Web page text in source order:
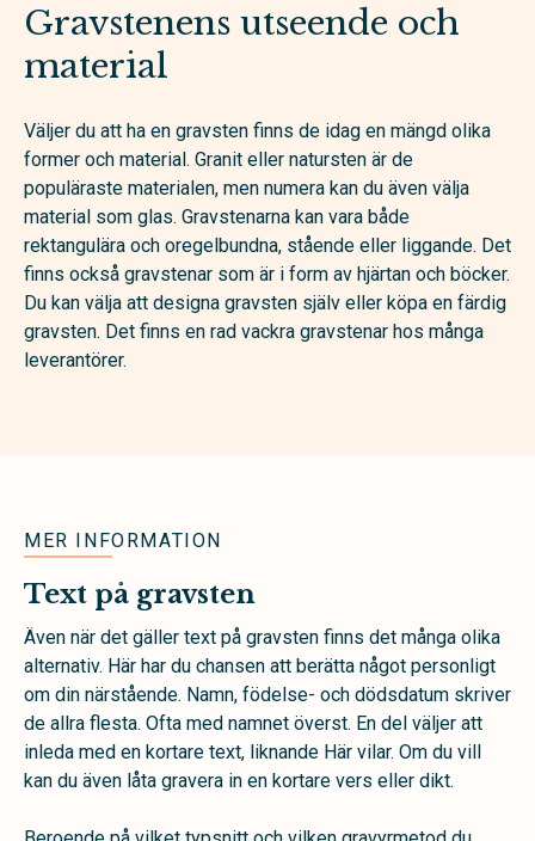
Gravstenens utseende och
material
Väljer du att ha en gravsten finns de idag en mängd olika
former och material. Granit eller natursten är de
populäraste materialen, men numera kan du även välja
material som glas. Gravstenarna kan vara både
rektangulära och oregelbundna, stående eller liggande. Det
finns också gravstenar som är i form av hjärtan och böcker.
Du kan välja att designa gravsten själv eller köpa en färdig
gravsten. Det finns en rad vackra gravstenar hos många
leverantörer.
MER INFORMATION
Text på gravsten
Även när det gäller text på gravsten finns det många olika
alternativ. Här har du chansen att berätta något personligt
om din närstående. Namn, födelse- och dödsdatum skriver
de allra flesta. Ofta med namnet överst. En del väljer att
inleda med en kortare text, liknande Här vilar. Om du vill
kan du även låta gravera in en kortare vers eller dikt.